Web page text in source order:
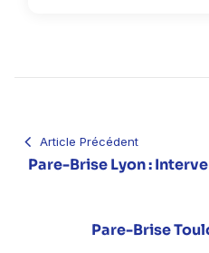
l’article
Article Précédent
Pare-Brise Lyon :
Pare-Brise